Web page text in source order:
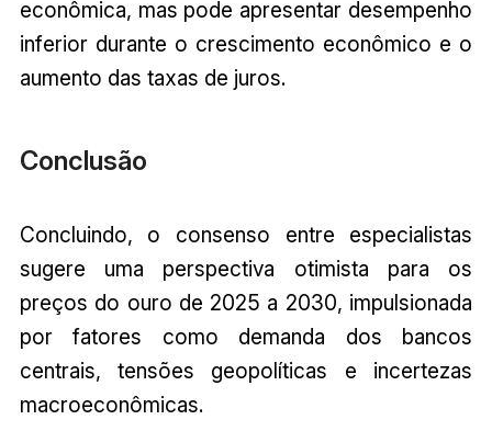
econômica, mas pode apresentar desempenho
inferior durante o crescimento econômico e o
aumento das taxas de juros.
Conclusão
Concluindo, o consenso entre especialistas
sugere uma perspectiva otimista para os
preços do ouro de 2025 a 2030, impulsionada
por fatores como demanda dos bancos
centrais, tensões geopolíticas e incertezas
macroeconômicas.